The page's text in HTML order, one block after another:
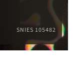
SNIES 105482